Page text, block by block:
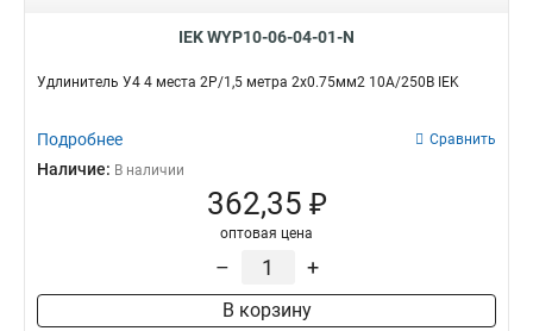
IEK WYP10-06-04-01-N
Удлинитель У4 4 места 2Р/1,5 метра 2х0.75мм2 10А/250В IEK
Подробнее Сравнить
Наличие: В наличии
362,35 ₽
оптовая цена
– +
В корзину